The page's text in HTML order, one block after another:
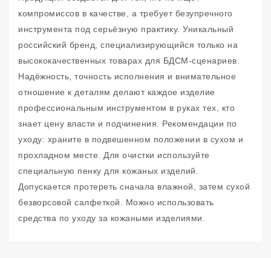
компромиссов в качестве, а требует безупречного
инструмента под серьёзную практику. Уникальный
российский бренд, специализирующийся только на
высококачественных товарах для БДСМ-сценариев.
Надёжность, точность исполнения и внимательное
отношение к деталям делают каждое изделие
профессиональным инструментом в руках тех, кто
знает цену власти и подчинения. Рекомендации по
уходу: храните в подвешенном положении в сухом и
прохладном месте. Для очистки используйте
специальную пенку для кожаных изделий.
Допускается протереть сначала влажной, затем сухой
безворсовой салфеткой. Можно использовать
средства по уходу за кожаными изделиями.